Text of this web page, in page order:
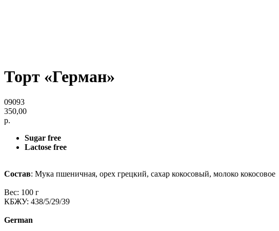
Торт «Герман»
09093
350,00
р.
Sugar free
Lactose free
Состав: Мука пшеничная, орех грецкий, сахар кокосовый, молоко кокосовое
Вес: 100 г
КБЖУ: 438/5/29/39
German